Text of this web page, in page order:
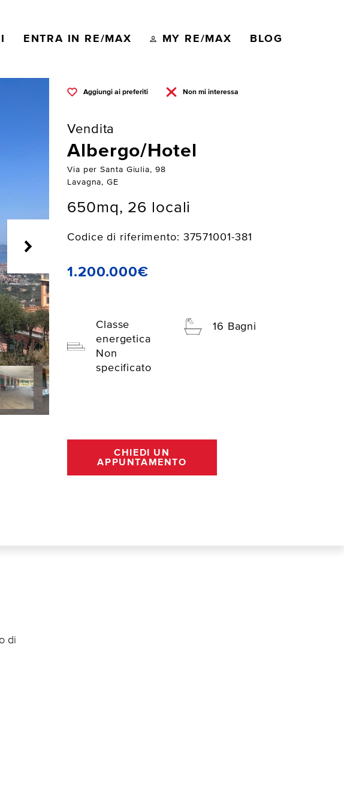
ENTRA IN RE/MAX MY RE/MAX BLOG
Aggiungi ai preferiti Non mi interessa
Vendita
Albergo/Hotel
Via per Santa Giulia, 98
Lavagna, GE
650mq, 26 locali
Codice di riferimento: 37571001-381
1.200.000€
Classe
energetica
Non
specificato
16 Bagni
CHIEDI UN
APPUNTAMENTO
di